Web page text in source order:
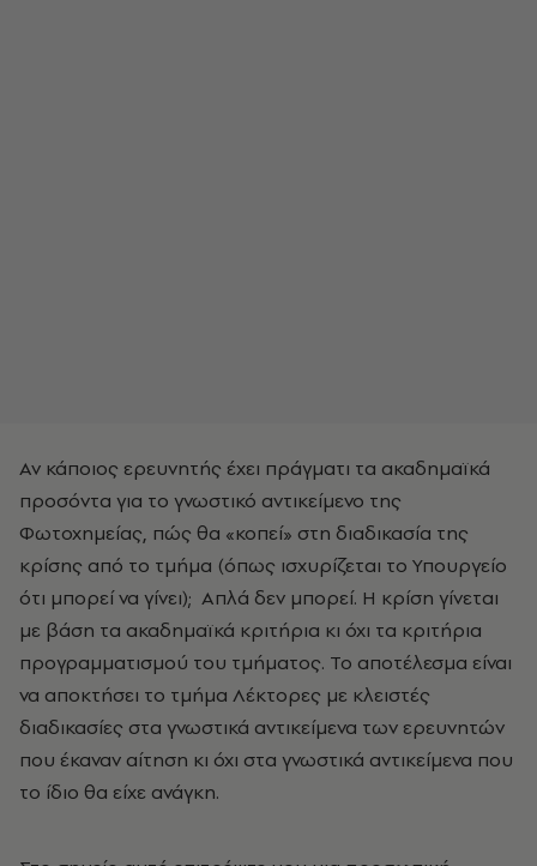
Αν κάποιος ερευνητής έχει πράγματι τα ακαδημαϊκά
προσόντα για το γνωστικό αντικείμενο της
Φωτοχημείας, πώς θα «κοπεί» στη διαδικασία της
κρίσης από το τμήμα (όπως ισχυρίζεται το Υπουργείο
ότι μπορεί να γίνει); Απλά δεν μπορεί. Η κρίση γίνεται
με βάση τα ακαδημαϊκά κριτήρια κι όχι τα κριτήρια
προγραμματισμού του τμήματος. Το αποτέλεσμα είναι
να αποκτήσει το τμήμα Λέκτορες με κλειστές
διαδικασίες στα γνωστικά αντικείμενα των ερευνητών
που έκαναν αίτηση κι όχι στα γνωστικά αντικείμενα που
το ίδιο θα είχε ανάγκη.